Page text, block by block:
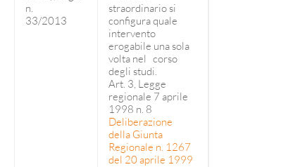
n.
33/2013
straordinario si
configura quale
intervento
erogabile una sola
volta nel corso
degli studi.
Art. 3, Legge
regionale 7 aprile
1998 n. 8
Deliberazione
della Giunta
Regionale n. 1267
del 20 aprile 1999